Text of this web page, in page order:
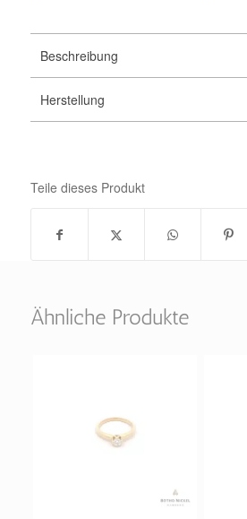
Beschreibung
Herstellung
Teile dieses Produkt
Ähnliche Produkte